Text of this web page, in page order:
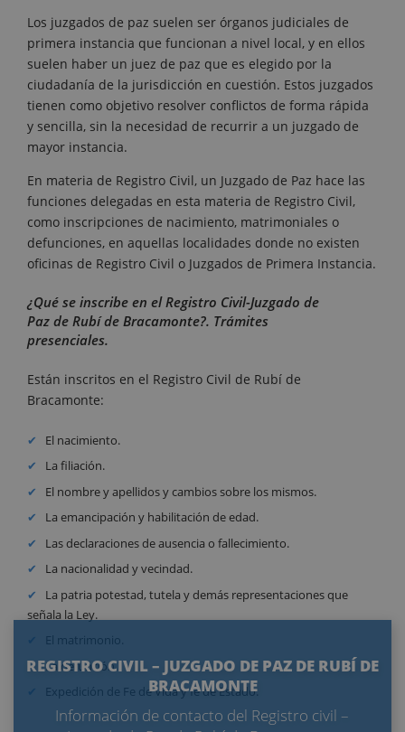
REGISTRO CIVIL – JUZGADO DE PAZ DE RUBÍ DE
BRACAMONTE
Información de contacto del Registro civil –
Los juzgados de paz suelen ser órganos judiciales de
primera instancia que funcionan a nivel local, y en ellos
suelen haber un juez de paz que es elegido por la
ciudadanía de la jurisdicción en cuestión. Estos juzgados
tienen como objetivo resolver conflictos de forma rápida
y sencilla, sin la necesidad de recurrir a un juzgado de
mayor instancia.
En materia de Registro Civil, un Juzgado de Paz hace las
funciones delegadas en esta materia de Registro Civil,
como inscripciones de nacimiento, matrimoniales o
defunciones, en aquellas localidades donde no existen
oficinas de Registro Civil o Juzgados de Primera Instancia.
¿Qué se inscribe en el Registro Civil-Juzgado de
Paz de Rubí de Bracamonte?. Trámites
presenciales.
Están inscritos en el Registro Civil de Rubí de
Bracamonte:
El nacimiento.
La filiación.
El nombre y apellidos y cambios sobre los mismos.
La emancipación y habilitación de edad.
Las declaraciones de ausencia o fallecimiento.
La nacionalidad y vecindad.
La patria potestad, tutela y demás representaciones que
señala la Ley.
El matrimonio.
La defunción.
Expedición de Fe de Vida y fe de Estado.